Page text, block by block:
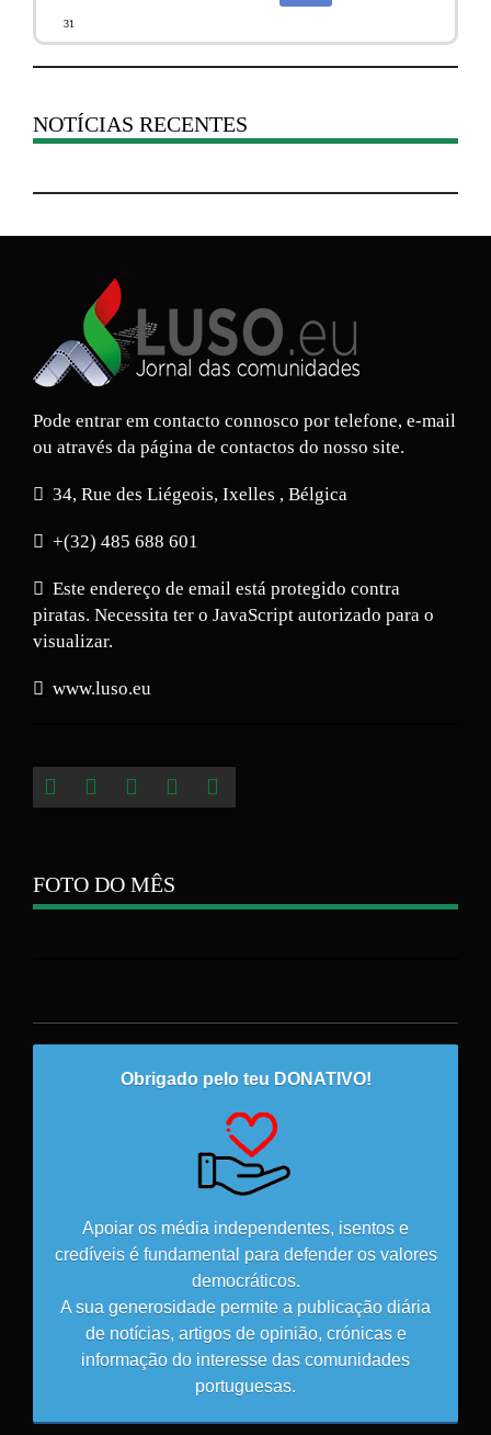
31
NOTÍCIAS RECENTES
Pode entrar em contacto connosco por telefone, e-mail
ou através da página de contactos do nosso site.
34, Rue des Liégeois, Ixelles , Bélgica
+(32) 485 688 601
Este endereço de email está protegido contra
piratas. Necessita ter o JavaScript autorizado para o
visualizar.
www.luso.eu
FOTO DO MÊS
Obrigado pelo teu DONATIVO!
Apoiar os média independentes, isentos e
credíveis é fundamental para defender os valores
democráticos.
A sua generosidade permite a publicação diária
de notícias, artigos de opinião, crónicas e
informação do interesse das comunidades
portuguesas.